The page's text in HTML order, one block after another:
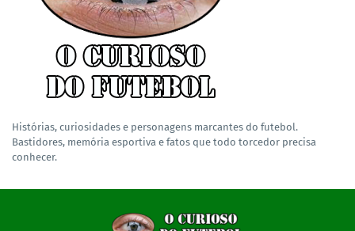
Histórias, curiosidades e personagens marcantes do futebol.
Bastidores, memória esportiva e fatos que todo torcedor precisa
conhecer.